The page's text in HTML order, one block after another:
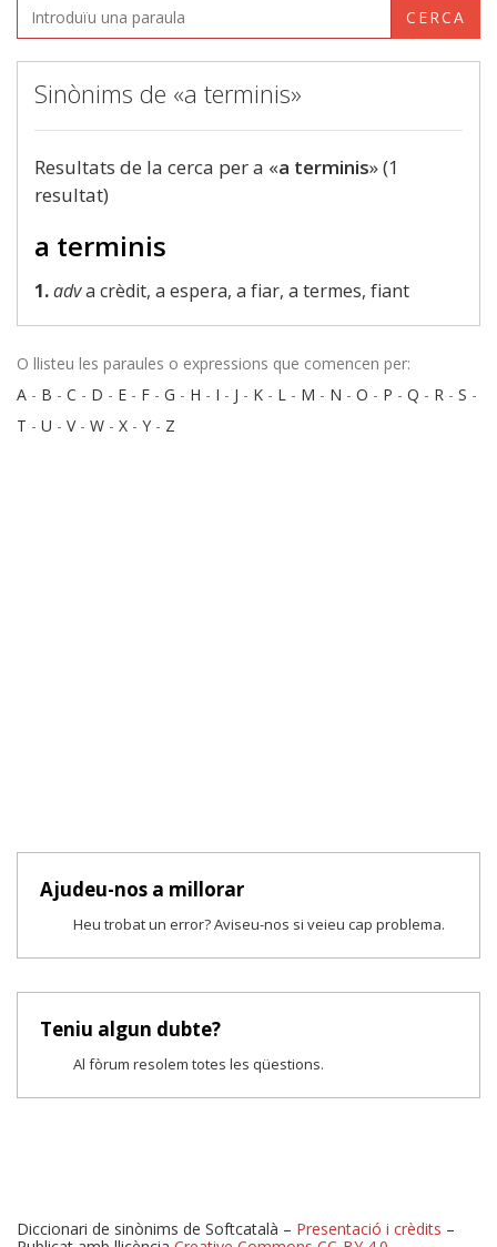
CERCA
Sinònims de «a terminis»
Resultats de la cerca per a «a terminis» (1
resultat)
a terminis
1.adva crèdit, a espera, a fiar, a termes, fiant
O llisteu les paraules o expressions que comencen per:
A - B - C - D - E - F - G - H - I - J - K - L - M - N - O - P - Q - R - S -
T - U - V- W - X - Y - Z
Ajudeu-nos a millorar
Heu trobat un error? Aviseu-nos si veieu cap problema.
Teniu algun dubte?
Al fòrum resolem totes les qüestions.
Diccionari de sinònims de Softcatalà – Presentació i crèdits –